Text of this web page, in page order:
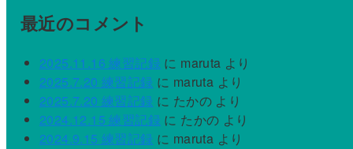
最近のコメント
2025.11.16 練習記録 に maruta より
2025.7.20 練習記録 に maruta より
2025.7.20 練習記録 に たかのより
2024.12.15 練習記録 に たかの より
2024.9.15 練習記録 に maruta より